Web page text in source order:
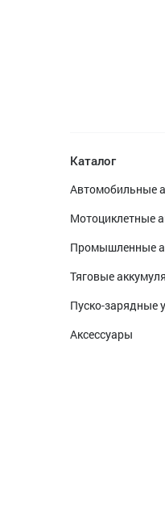
Каталог
Автомобильные
Мотоциклетные
Промышленные
Тяговые
Пуско-зарядные
Аксессуары